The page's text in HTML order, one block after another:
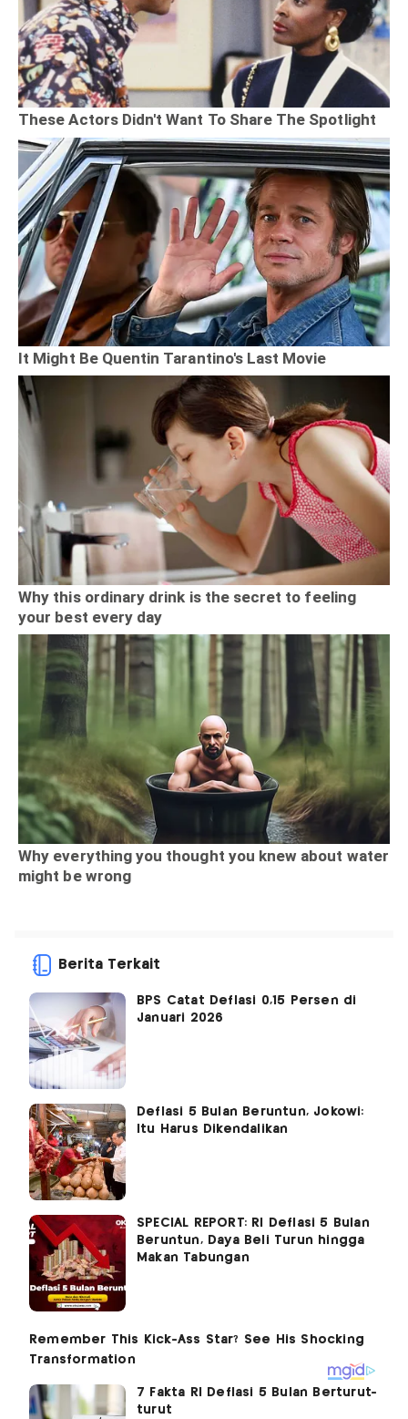
Berita Terkait
BPS Catat Deflasi 0,15 Persen di
Januari 2026
Deflasi 5 Bulan Beruntun, Jokowi:
Itu Harus Dikendalikan
SPECIAL REPORT: RI Deflasi 5 Bulan
Beruntun, Daya Beli Turun hingga
Makan Tabungan
7 Fakta RI Deflasi 5 Bulan Berturut-
turut